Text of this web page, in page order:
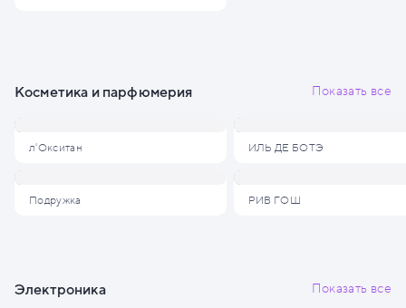
Косметика и парфюмерия Показать все
л'Окситан
Подружка
ИЛЬ ДЕ БОТЭ
РИВ ГОШ
Электроника Показать все